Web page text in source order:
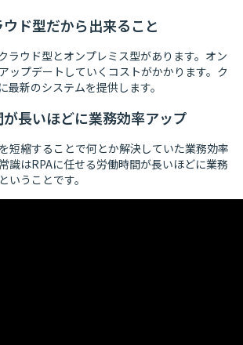
ウド型だから出来ること
ラウド型とオンプレミス型があります。オン
ップデートしていくコストがかかります。ク
最新のシステムを提供します。
長いほどに業務効率アップ
短縮することで何とか解決していた業務効率
識はRPAに任せる労働時間が長いほどに業務
いうことです。